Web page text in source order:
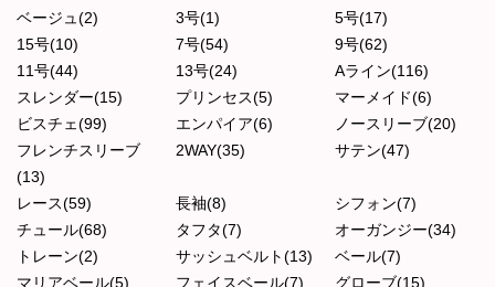
ベージュ(2) 3号(1)
5号(17)
15号(10)
7号(54)
9号(62)
11号(44)
13号(24)
Aライン(116)
スレンダー(15)
プリンセス(5)
マーメイド(6)
ビスチェ(99)
エンパイア(6)
ノースリーブ(20)
フレンチスリーブ
(13)
2WAY(35) サテン(47)
レース(59) 長袖(8)
シフォン(7)
チュール(68)
タフタ(7)
オーガンジー(34)
トレーン(2)
サッシュベルト(13)
ベール(7)
マリアベール(5)
フェイスベール(7) グローブ(15)